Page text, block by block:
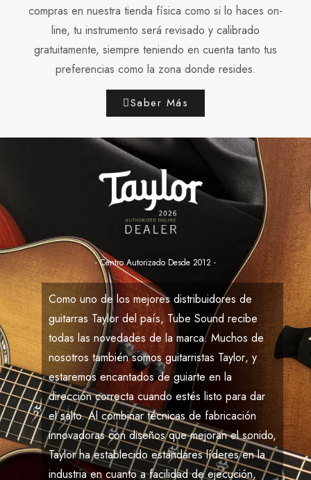
compras en nuestra tienda física como si lo haces on-
line, tu instrumento será revisado y calibrado
gratuitamente, siempre teniendo en cuenta tanto tus
preferencias como la zona donde resides.
Saber Más
- Centro Autorizado Desde 2012 -
Como uno de los mejores distribuidores de
guitarras Taylor del país, Tube Sound recibe
todas las novedades de la marca. Muchos de
nosotros también somos guitarristas Taylor, y
estaremos encantados de guiarte en la
dirección correcta cuando estés listo para dar
el salto. Al combinar técnicas de fabricación
innovadoras con diseños que mejoran el sonido,
Taylorha establecido estándares líderes en la
industria en cuanto a facilidad de ejecución,